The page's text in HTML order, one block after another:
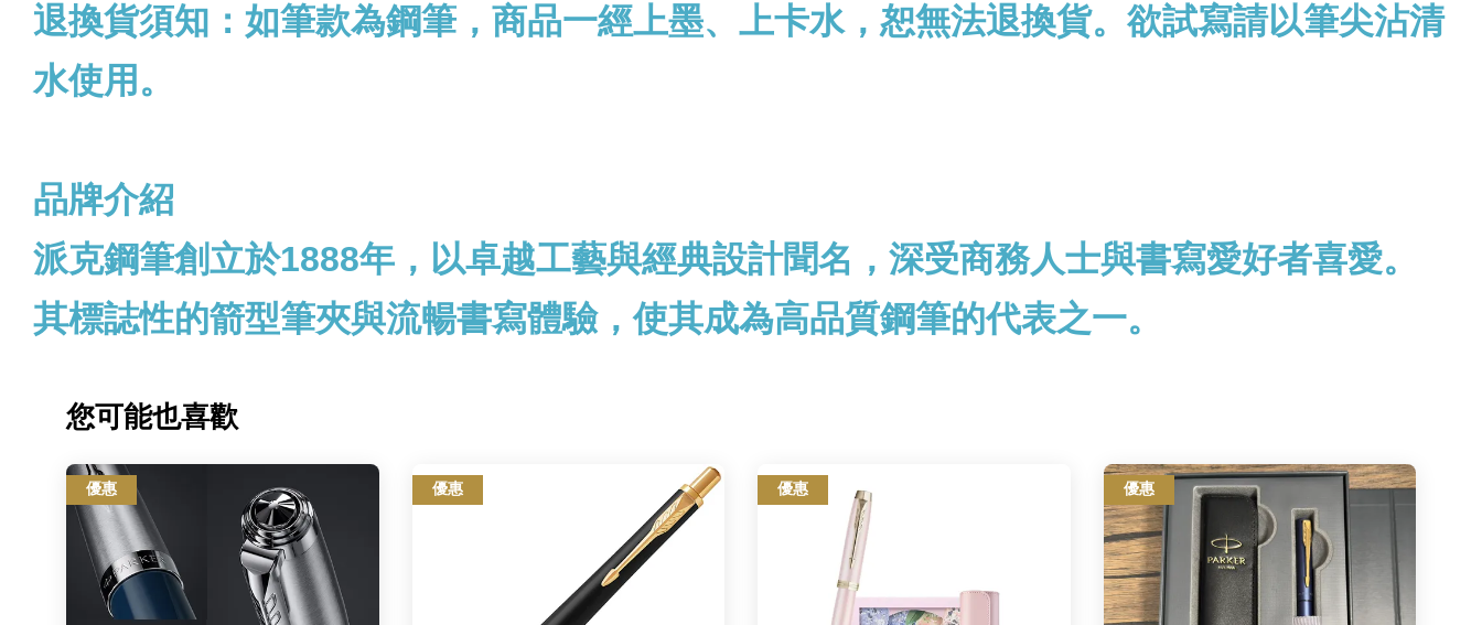
退換貨須知：如筆款為鋼筆，商品一經上墨、上卡水，恕無法退換貨。欲試寫請以筆尖沾清
水使用。
品牌介紹
派克鋼筆創立於1888年，以卓越工藝與經典設計聞名，深受商務人士與書寫愛好者喜愛。
其標誌性的箭型筆夾與流暢書寫體驗，使其成為高品質鋼筆的代表之一。
您可能也喜歡
優惠 優惠 優惠 優惠